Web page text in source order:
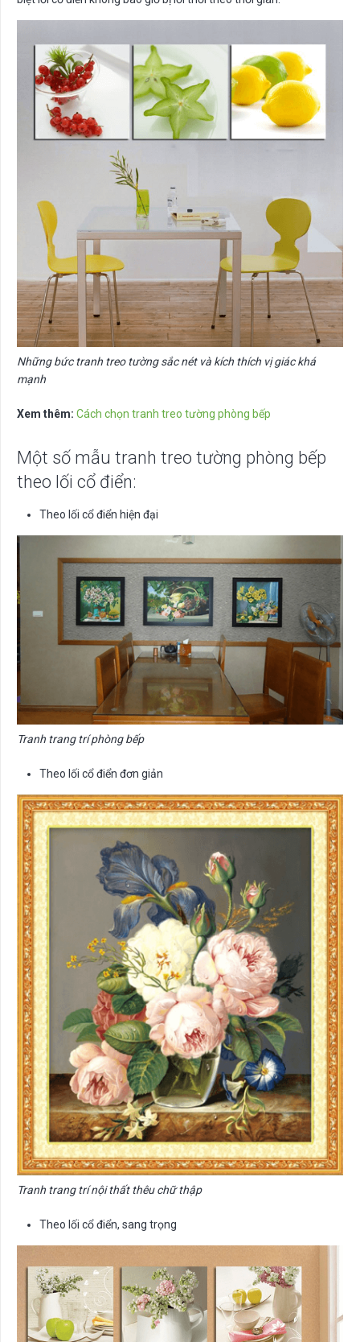
Những bức tranh treo tường sắc nét và kích thích vị giác khá
mạnh
Xem thêm: Cách chọn tranh treo tường phòng bếp
Một số mẫu tranh treo tường phòng bếp
theo lối cổ điển:
Theo lối cổ điển hiện đại
Tranh trang trí phòng bếp
Theo lối cổ điển đơn giản
Tranh trang trí nội thất thêu chữ thập
Theo lối cổ điển, sang trọng